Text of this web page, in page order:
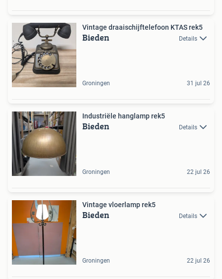
Vintage draaischijftelefoon KTAS rek5
Bieden Details
Groningen 31 jul 26
Industriële hanglamp rek5
Bieden Details
Groningen 22 jul 26
Vintage vloerlamp rek5
Bieden Details
Groningen 22 jul 26